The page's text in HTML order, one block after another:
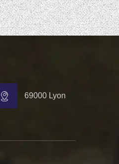
69000 Lyon